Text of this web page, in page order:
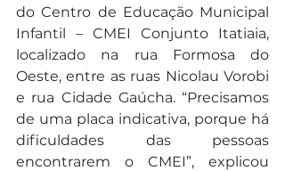
do Centro de Educação Municipal
Infantil – CMEI Conjunto Itatiaia,
localizado na rua Formosa do
Oeste, entre as ruas Nicolau Vorobi
e rua Cidade Gaúcha. “Precisamos
de uma placa indicativa, porque há
dificuldades das pessoas
encontrarem o CMEI”, explicou